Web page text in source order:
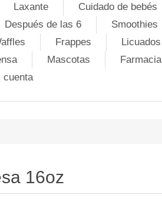
Laxante
Cuidado de bebés
Después de las 6
Smoothies
Frappes
Licuados
Mascotas
Farmacia
cuenta
16oz